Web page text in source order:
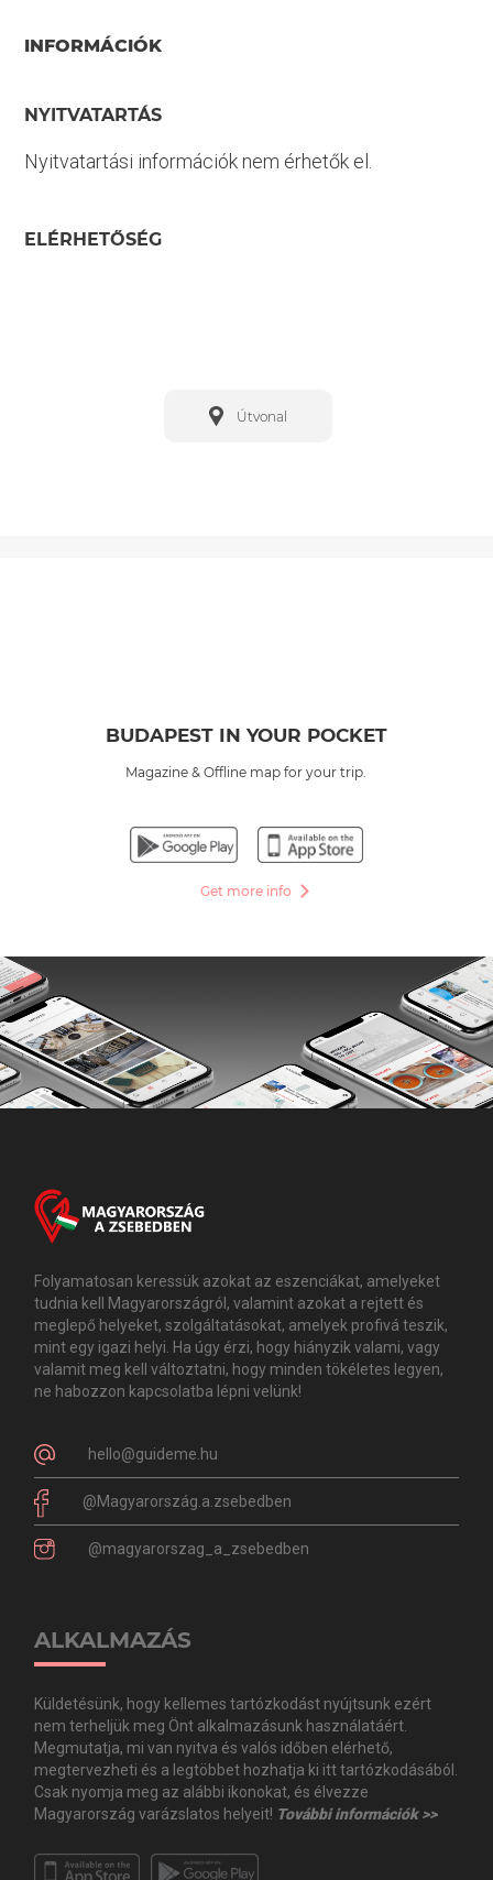
INFORMÁCIÓK
NYITVATARTÁS
Nyitvatartási információk nem érhetők el.
ELÉRHETŐSÉG
Útvonal
BUDAPEST IN YOUR POCKET
Magazine & Offline map for your trip.
Get more info
Folyamatosan keressük azokat az eszenciákat, amelyeket
tudnia kell Magyarországról, valamint azokat a rejtett és
meglepő helyeket, szolgáltatásokat, amelyek profivá teszik,
mint egy igazi helyi. Ha úgy érzi, hogy hiányzik valami, vagy
valamit meg kell változtatni, hogy minden tökéletes legyen,
ne habozzon kapcsolatba lépni velünk!
hello@guideme.hu
@Magyarország.a.zsebedben
@magyarorszag_a_zsebedben
ALKALMAZÁS
Küldetésünk, hogy kellemes tartózkodást nyújtsunk ezért
nem terheljük meg Önt alkalmazásunk használatáért.
Megmutatja, mi van nyitva és valós időben elérhető,
megtervezheti és a legtöbbet hozhatja ki itt tartózkodásából.
Csak nyomja meg az alábbi ikonokat, és élvezze
Magyarország varázslatos helyeit! További információk >>